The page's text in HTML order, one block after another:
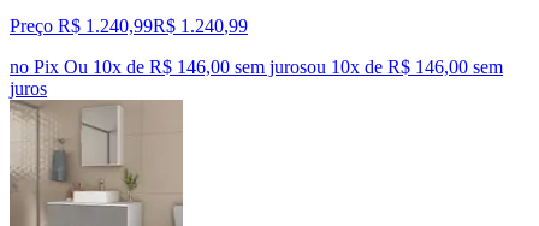
Preço R$ 1.240,99R$ 1.240,99
no Pix Ou 10x de R$ 146,00 sem jurosou 10x de R$ 146,00 sem
juros